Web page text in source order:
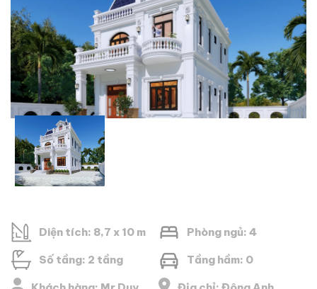
Diện tích: 8,7 x 10 m Phòng ngủ: 4
Số tầng: 2 tầng Tầng hầm: 0